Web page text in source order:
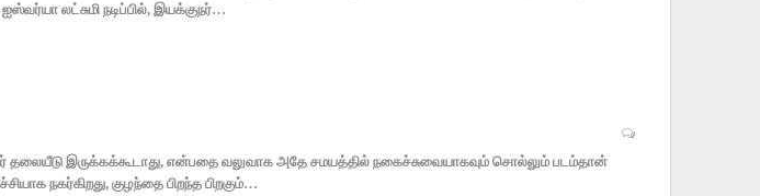
லட்சுமி நடிப்பில், இயக்குநர்…
தலையீடு இருக்கக்கூடாது, என்பதை வலுவாக அதே சமயத்தில் நகைச்சுவையாகவும் சொல்லும் படம்தான்
நகர்கிறது, குழந்தை பிறந்த பிறகும்…